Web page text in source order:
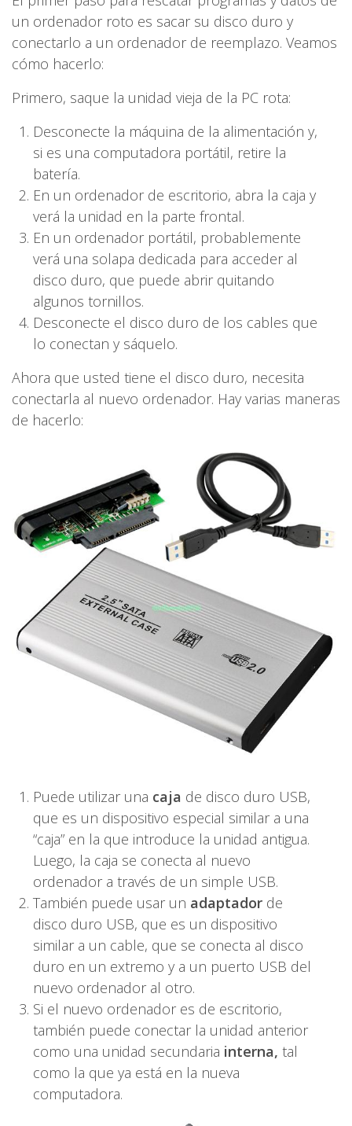
un ordenador roto es sacar su disco duro y
conectarlo a un ordenador de reemplazo. Veamos
cómo hacerlo:
Primero, saque la unidad vieja de la PC rota:
Desconecte la máquina de la alimentación y,
si es una computadora portátil, retire la
batería.
En un ordenador de escritorio, abra la caja y
verá la unidad en la parte frontal.
En un ordenador portátil, probablemente
verá una solapa dedicada para acceder al
disco duro, que puede abrir quitando
algunos tornillos.
Desconecte el disco duro de los cables que
lo conectan y sáquelo.
Ahora que usted tiene el disco duro, necesita
conectarla al nuevo ordenador. Hay varias maneras
de hacerlo:
Puede utilizar una caja de disco duro USB,
que es un dispositivo especial similar a una
“caja” en la que introduce la unidad antigua.
Luego, la caja se conecta al nuevo
ordenador a través de un simple USB.
También puede usar un adaptador de
disco duro USB, que es un dispositivo
similar a un cable, que se conecta al disco
duro en un extremo y a un puerto USB del
nuevo ordenador al otro.
Si el nuevo ordenador es de escritorio,
también puede conectar la unidad anterior
como una unidad secundaria interna, tal
como la que ya está en la nueva
computadora.